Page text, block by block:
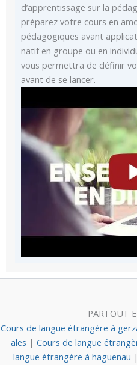
d’apprentissage sur la
préparez votre cours en
pédagogiques avant
natif en groupe ou en
vous permettra de définir
avant de se lancer.
PARTOUT
Cours de langue étrangère à
ales | Cours de langue
langue étrangère à haguenau |